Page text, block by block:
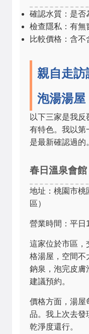
確認水質：是否
檢查隱私：有無
比較價格：含不
親自走
泡湯湯屋
以下三家是我
有特色。我以第
是最新確認過的
春日溫泉會
地址：桃園市桃
區）
營業時間：平日
這家位於市區，
格湯屋，空間不
鈉泉，泡完皮膚
建議預約。
價格方面，湯屋
品。我上次去發
乾淨度還行。